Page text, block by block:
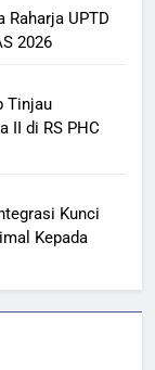
Raharja UPTD
2026
Tinjau
II di RS PHC
Kunci
Kepada